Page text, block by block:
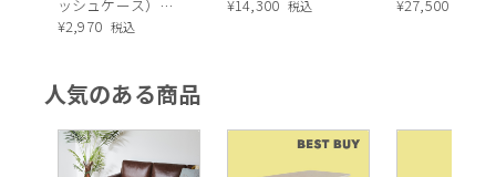
ッシュケース）ホ
ワイト
¥2,970 税込
¥14,300 税込
51x157cm ブ
¥27,500
人気のある商品